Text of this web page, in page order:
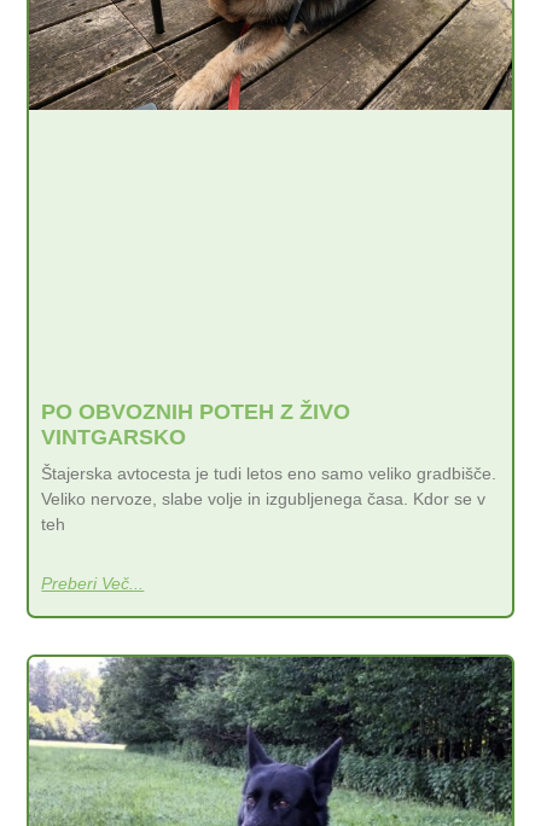
PO OBVOZNIH POTEH Z ŽIVO
VINTGARSKO
Štajerska avtocesta je tudi letos eno samo veliko gradbišče.
Veliko nervoze, slabe volje in izgubljenega časa. Kdor se v
teh
Preberi Več...